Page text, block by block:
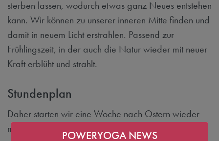
sterben lassen, wodurch etwas ganz Neues entstehen
kann. Wir können zu unserer inneren Mitte finden und
damit in neuem Licht erstrahlen. Passend zur
Frühlingszeit, in der auch die Natur wieder mit neuer
Kraft erblüht und strahlt.
Stundenplan
Daher starten wir eine Woche nach Ostern wieder
mit unserer
POWERYOGA NEWS